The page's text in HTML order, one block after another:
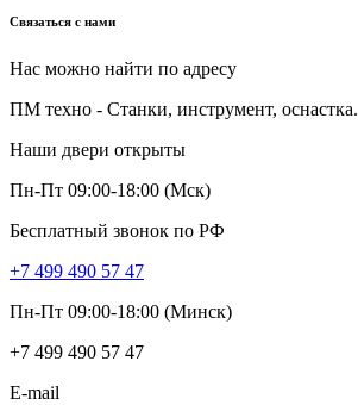
Связаться с нами
Нас можно найти по адресу
ПМ техно - Станки, инструмент, оснастка.
Наши двери открыты
Пн-Пт 09:00-18:00 (Мск)
Бесплатный звонок по РФ
+7 499 490 57 47
Пн-Пт 09:00-18:00 (Минск)
+7 499 490 57 47
E-mail